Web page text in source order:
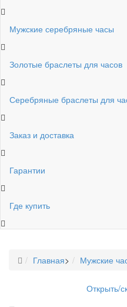
Мужские серебряные часы
Золотые браслеты для часов
Серебряные браслеты для
Заказ и доставка
Гарантии
Где купить
Главная> Мужские
Открыть/